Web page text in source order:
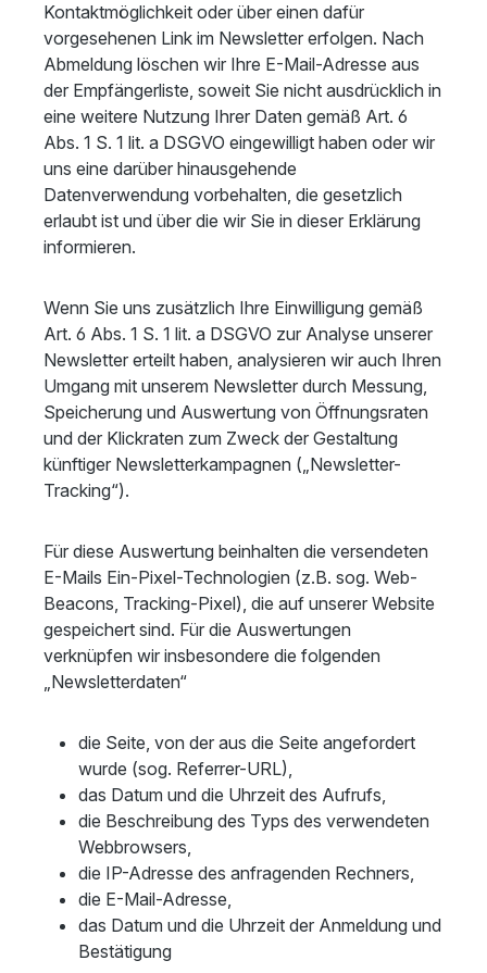
Kontaktmöglichkeit oder über einen dafür
vorgesehenen Link im Newsletter erfolgen. Nach
Abmeldung löschen wir Ihre E-Mail-Adresse aus
der Empfängerliste, soweit Sie nicht ausdrücklich in
eine weitere Nutzung Ihrer Daten gemäß Art. 6
Abs. 1 S. 1 lit. a DSGVO eingewilligt haben oder wir
uns eine darüber hinausgehende
Datenverwendung vorbehalten, die gesetzlich
erlaubt ist und über die wir Sie in dieser Erklärung
informieren.
Wenn Sie uns zusätzlich Ihre Einwilligung gemäß
Art. 6 Abs. 1 S. 1 lit. a DSGVO zur Analyse unserer
Newsletter erteilt haben, analysieren wir auch Ihren
Umgang mit unserem Newsletter durch Messung,
Speicherung und Auswertung von Öffnungsraten
und der Klickraten zum Zweck der Gestaltung
künftiger Newsletterkampagnen („Newsletter-
Tracking“).
Für diese Auswertung beinhalten die versendeten
E-Mails Ein-Pixel-Technologien (z.B. sog. Web-
Beacons, Tracking-Pixel), die auf unserer Website
gespeichert sind. Für die Auswertungen
verknüpfen wir insbesondere die folgenden
„Newsletterdaten“
die Seite, von der aus die Seite angefordert
wurde (sog. Referrer-URL),
das Datum und die Uhrzeit des Aufrufs,
die Beschreibung des Typs des verwendeten
Webbrowsers,
die IP-Adresse des anfragenden Rechners,
die E-Mail-Adresse,
das Datum und die Uhrzeit der Anmeldung und
Bestätigung